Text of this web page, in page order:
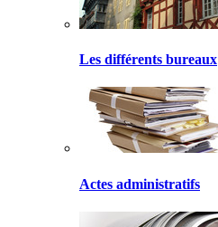
Les différents bureaux
Actes administratifs